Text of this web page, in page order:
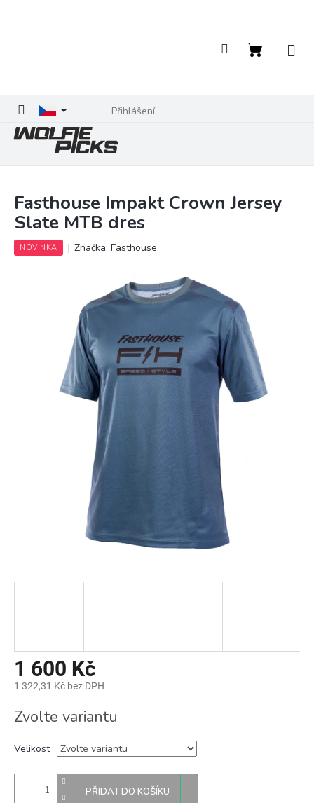
Přihlášení
Nákupní
Fasthouse Impakt Crown Jersey
Slate MTB dres
NOVINKA Značka:Fasthouse
1 600 Kč
1 322,31 Kč bez DPH
cena:
Zvolte variantu
Velikost
PŘIDAT DO KOŠÍKU